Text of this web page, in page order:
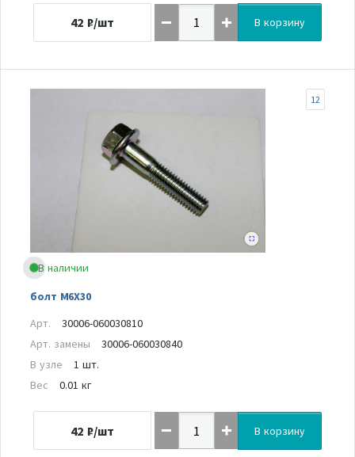
42 ₽/шт В корзину
В наличии
болт M6X30
12
Арт.
30006-060030810
Арт. замены
30006-060030840
В узле
1 шт.
Вес
0.01 кг
42 ₽/шт В корзину